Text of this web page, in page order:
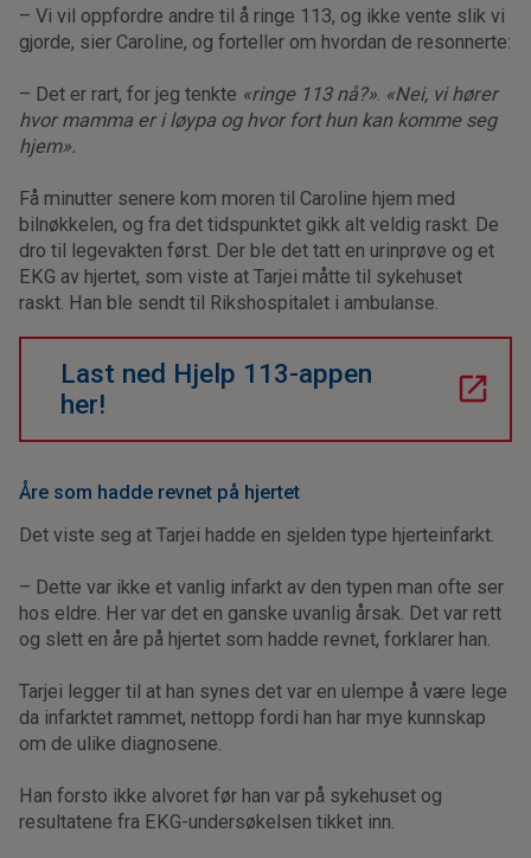
– Vi vil oppfordre andre til å ringe 113, og ikke vente slik vi
gjorde, sier Caroline, og forteller om hvordan de resonnerte:
– Det er rart, for jeg tenkte «ringe 113 nå?». «Nei, vi hører
hvor mamma er i løypa og hvor fort hun kan komme seg
hjem».
Få minutter senere kom moren til Caroline hjem med
bilnøkkelen, og fra det tidspunktet gikk alt veldig raskt. De
dro til legevakten først. Der ble det tatt en urinprøve og et
EKG av hjertet, som viste at Tarjei måtte til sykehuset
raskt. Han ble sendt til Rikshospitalet i ambulanse.
Last ned Hjelp 113-appen
her!
Åre som hadde revnet på hjertet
Det viste seg at Tarjei hadde en sjelden type hjerteinfarkt.
– Dette var ikke et vanlig infarkt av den typen man ofte ser
hos eldre. Her var det en ganske uvanlig årsak. Det var rett
og slett en åre på hjertet som hadde revnet, forklarer han.
Tarjei legger til at han synes det var en ulempe å være lege
da infarktet rammet, nettopp fordi han har mye kunnskap
om de ulike diagnosene.
Han forsto ikke alvoret før han var på sykehuset og
resultatene fra EKG-undersøkelsen tikket inn.